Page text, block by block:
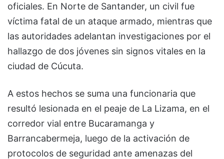
oficiales. En Norte de Santander, un civil fue
víctima fatal de un ataque armado, mientras que
las autoridades adelantan investigaciones por el
hallazgo de dos jóvenes sin signos vitales en la
ciudad de Cúcuta.
A estos hechos se suma una funcionaria que
resultó lesionada en el peaje de La Lizama, en el
corredor vial entre Bucaramanga y
Barrancabermeja, luego de la activación de
protocolos de seguridad ante amenazas del